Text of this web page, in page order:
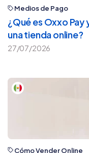
Medios de Pago
¿Qué es Oxxo
una tienda online?
27/07/2026
Cómo Vender Online